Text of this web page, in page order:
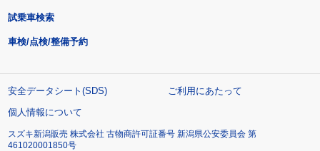
試乗車検索
車検/点検/整備予約
安全データシート(SDS)
ご利用にあたって
個人情報について
スズキ新潟販売 株式会社 古物商許可証番号 新潟県公安委員会 第
461020001850号